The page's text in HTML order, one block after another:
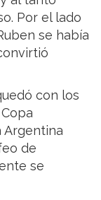
Por el lado
se había
con los
Argentina
de
se